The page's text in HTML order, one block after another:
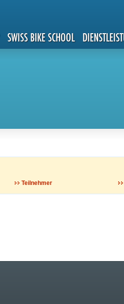
SWISS BIKE SCHOOL
Teilnehmer